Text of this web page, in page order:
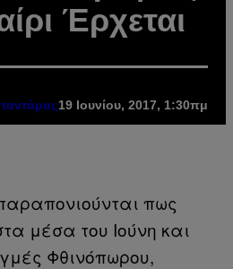
Έρχεται
19 Ιουνίου, 2017, 1:30πμ
πως
μέσα του Ιούνη και
Φθινόπωρου,